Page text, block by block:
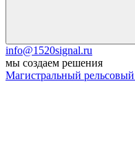
info@1520signal.ru
мы создаем решения
Магистральный рельсовый